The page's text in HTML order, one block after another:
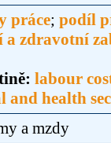
práce; podíl
a zdravotní
labour
and health
a mzdy